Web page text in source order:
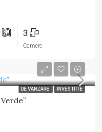
3
Camere
DE VANZARE INVESTITIE